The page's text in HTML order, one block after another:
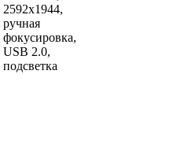
2592x1944,
ручная
фокусировка,
USB 2.0,
подсветка